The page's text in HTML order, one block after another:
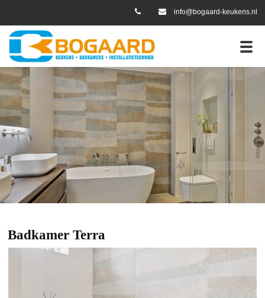
info@bogaard-keukens.nl
Portfolio Badkamer Terra
Badkamer Terra